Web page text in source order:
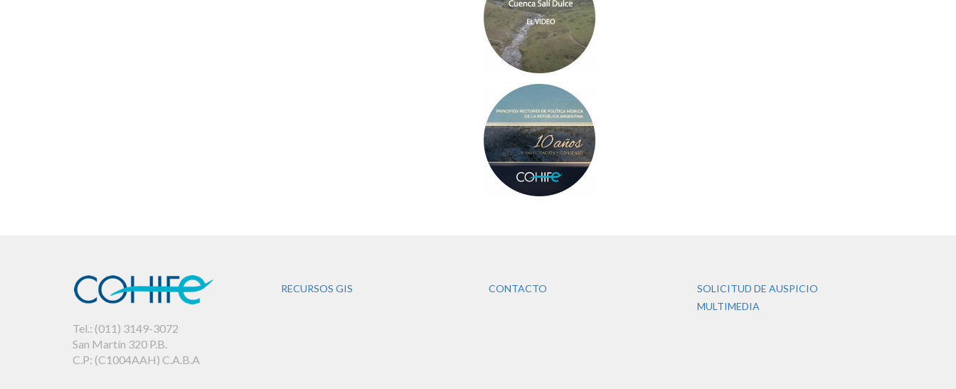
Tel.: (011) 3149-3072
San Martín 320 P.B.
C.P: (C1004AAH) C.A.B.A
RECURSOS GIS CONTACTO
SOLICITUD DE AUSPICIO
MULTIMEDIA